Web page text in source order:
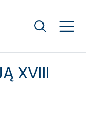
Szukaj
XVIII